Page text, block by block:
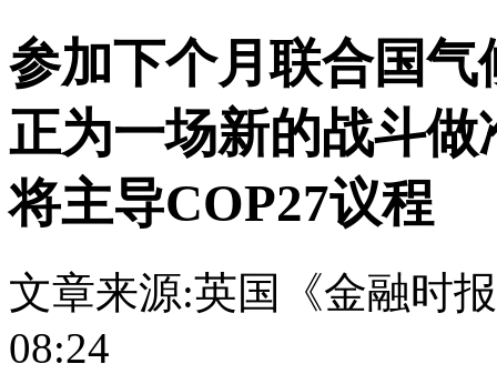
参加下个月联合国
正为一场新的战斗
将主导COP27议程
文章来源:英国《金融时
08:24